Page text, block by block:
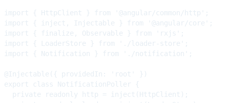
import { HttpClient } from '@angular/common/http';
import { inject, Injectable } from '@angular/core';
import { finalize, Observable } from 'rxjs';
import { LoaderStore } from './loader-store';
import { Notification } from './notification';
@Injectable({ providedIn: 'root' })
export class NotificationPoller {
  private readonly http = inject(HttpClient);